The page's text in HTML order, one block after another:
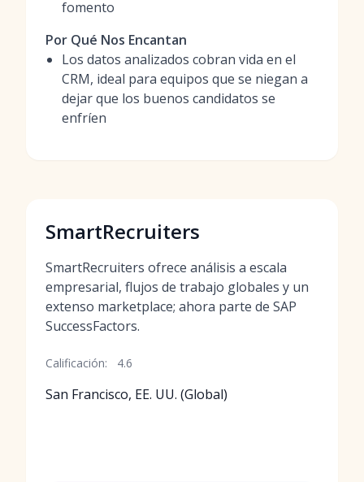
fomento
Por Qué Nos Encantan
Los datos analizados cobran vida en el
CRM, ideal para equipos que se niegan a
dejar que los buenos candidatos se
enfríen
SmartRecruiters
SmartRecruiters ofrece análisis a escala
empresarial, flujos de trabajo globales y un
extenso marketplace; ahora parte de SAP
SuccessFactors.
Calificación: 4.6
San Francisco, EE. UU. (Global)